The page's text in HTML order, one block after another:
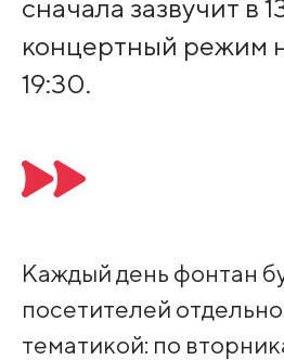
сначала зазвучит в
концертный режим
19:30.
Каждый день фонтан
посетителей
тематикой: по